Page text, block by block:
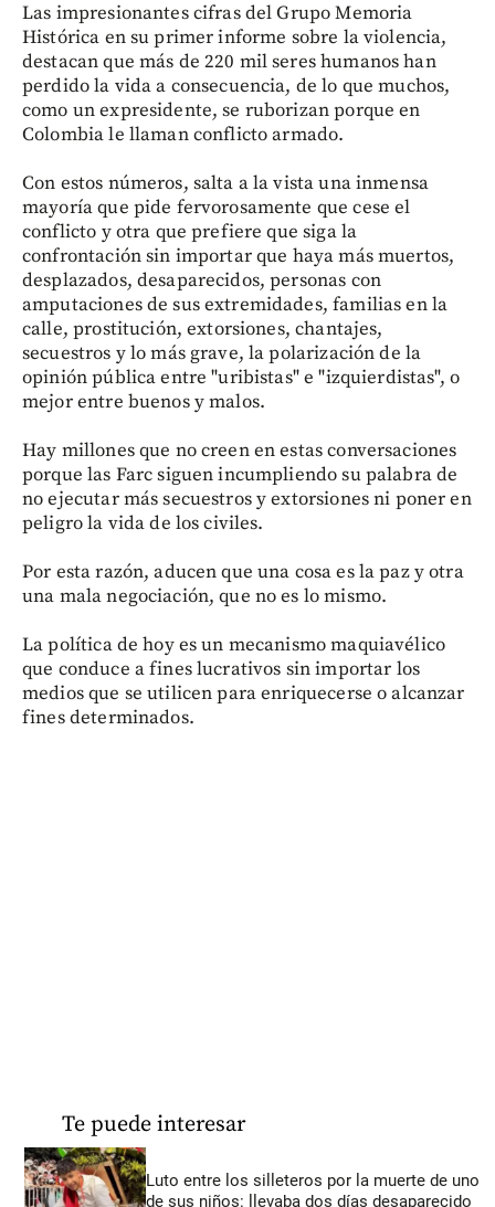
Las impresionantes cifras del Grupo Memoria
Histórica en su primer informe sobre la violencia,
destacan que más de 220 mil seres humanos han
perdido la vida a consecuencia, de lo que muchos,
como un expresidente, se ruborizan porque en
Colombia le llaman conflicto armado.
Con estos números, salta a la vista una inmensa
mayoría que pide fervorosamente que cese el
conflicto y otra que prefiere que siga la
confrontación sin importar que haya más muertos,
desplazados, desaparecidos, personas con
amputaciones de sus extremidades, familias en la
calle, prostitución, extorsiones, chantajes,
secuestros y lo más grave, la polarización de la
opinión pública entre "uribistas" e "izquierdistas", o
mejor entre buenos y malos.
Hay millones que no creen en estas conversaciones
porque las Farc siguen incumpliendo su palabra de
no ejecutar más secuestros y extorsiones ni poner en
peligro la vida de los civiles.
Por esta razón, aducen que una cosa es la paz y otra
una mala negociación, que no es lo mismo.
La política de hoy es un mecanismo maquiavélico
que conduce a fines lucrativos sin importar los
medios que se utilicen para enriquecerse o alcanzar
fines determinados.
Te puede interesar
Luto entre los silleteros por la muerte de uno
de sus niños: llevaba dos días desaparecido